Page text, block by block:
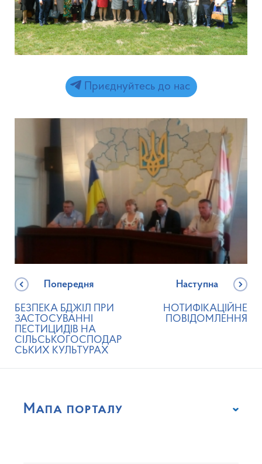
Приєднуйтесь до нас
Попередня
БЕЗПЕКА БДЖІЛ ПРИ
ЗАСТОСУВАННІ
ПЕСТИЦИДІВ НА
СІЛЬСЬКОГОСПОДАР
СЬКИХ КУЛЬТУРАХ
Наступна
НОТИФІКАЦІЙНЕ
ПОВІДОМЛЕННЯ
Мапа порталу